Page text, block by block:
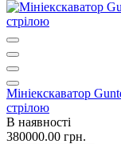
Мініекскаватор
стрілою
В наявності
380000.00 грн.